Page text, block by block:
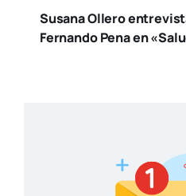
Susana Ollero
Fernando Pena en